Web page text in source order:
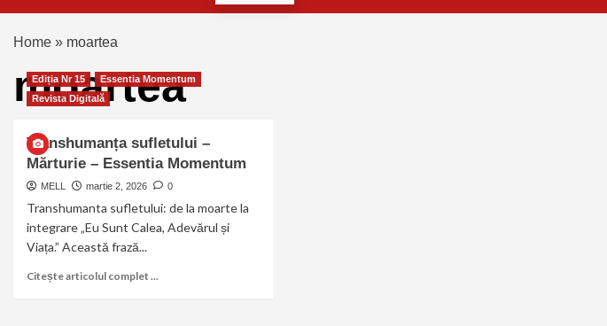
Home » moartea
moartea
Ediția Nr 15
Essentia Momentum
Revista Digitală
Transhumanța sufletului –
Mărturie – Essentia Momentum
MELL martie 2, 2026 0
Transhumanta sufletului: de la moarte la
integrare „Eu Sunt Calea, Adevărul și
Viața.” Această frază...
Citește articolul complet ...